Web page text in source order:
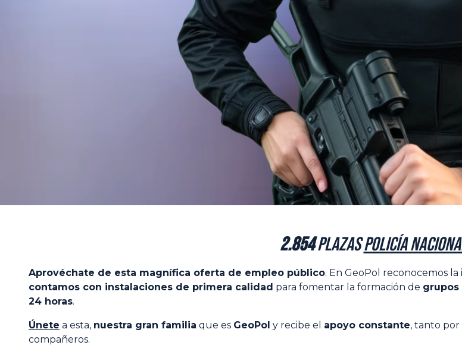
2.854plazasPolicía
Aprovéchate de esta magnífica oferta de empleo público. En GeoPol reconocemos la
contamos con instalaciones de primera calidad para fomentar la formación de
24 horas.
Únete a esta, nuestra gran familia que es GeoPol y recibe el apoyo constante, tanto
compañeros.